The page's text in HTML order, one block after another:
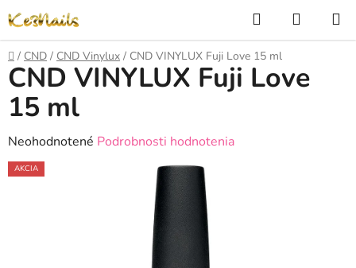
na
obsah
Hľadať
KOŠÍK
Domov
/ CND / CND Vinylux / CND VINYLUX Fuji Love 15 ml
CND VINYLUX Fuji Love
15 ml
Priemerné
hodnotenie
Neohodnotené Podrobnosti hodnotenia
AKCIA